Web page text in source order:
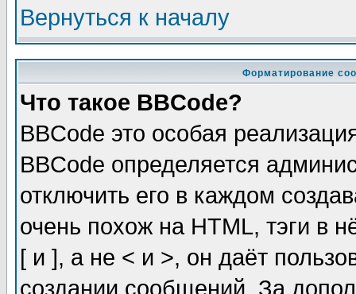
Вернуться к началу
Форматирование
Что такое BBCode?
BBCode это особая
BBCode определяется
отключить его в каждом
очень похож на HTML, тэги в
[ и ], а не < и >, он даёт
создании сообщений. За